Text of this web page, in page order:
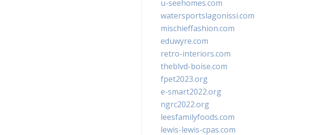
u-seehomes.com
watersportslagonissi.com
mischieffashion.com
eduwyre.com
retro-interiors.com
theblvd-boise.com
fpet2023.org
e-smart2022.org
ngrc2022.org
leesfamilyfoods.com
lewis-lewis-cpas.com